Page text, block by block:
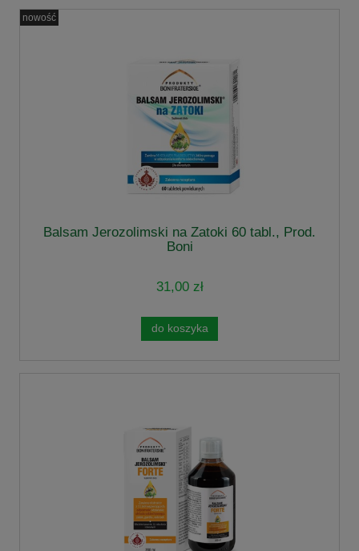
Balsam Jerozolimski na Zatoki 60 tabl., Prod.
Boni
31,00 zł
do koszyka
nowość